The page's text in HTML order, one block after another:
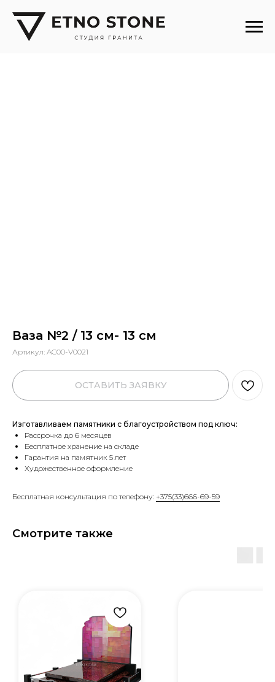
Ваза №2 / 13 см- 13 см
Артикул: AC00-V0021
ОСТАВИТЬ ЗАЯВКУ
Изготавливаем памятники с благоустройством под ключ:
Рассрочка до 6 месяцев
Бесплатное хранение на складе
Гарантия на памятник 5 лет
Художественное оформление
Бесплатная консультация по телефону: +375(33)666-69-59
Смотрите также